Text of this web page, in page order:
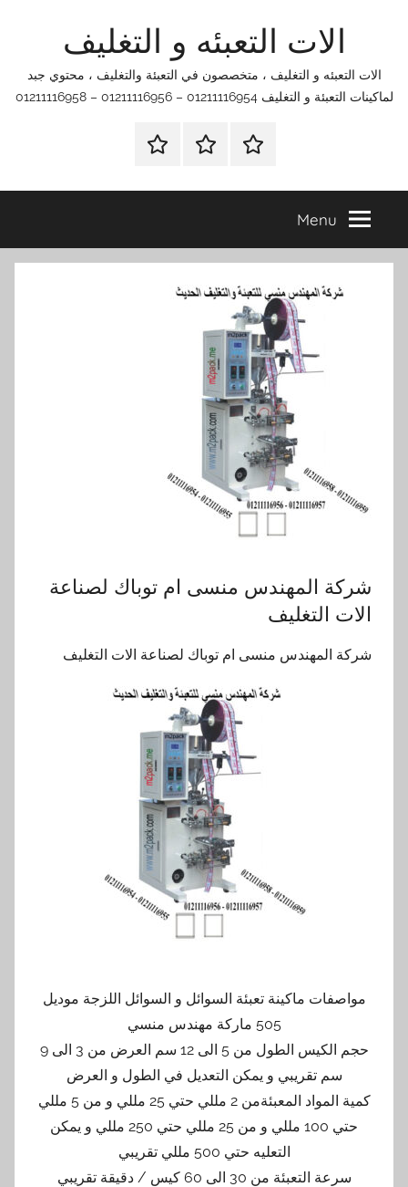
الات التعبئه و التغليف
الات التعبئه و التغليف ، متخصصون في التعبئة والتغليف ، محتوي جبد
لماكينات التعبئة و التغليف 01211116954 – 01211116956 – 01211116958
الرئيسيةاتصل
اتـصـل
في
التي
Menu
شركة المهندس منسى ام توباك لصناعة
الات التغليف
شركة المهندس منسى ام توباك لصناعة الات التغليف
مواصفات ماكينة تعبئة السوائل و السوائل اللزجة موديل
505 ماركة مهندس منسي
حجم الكيس الطول من 5 الى 12 سم العرض من 3 الى 9
سم تقريبي و يمكن التعديل في الطول و العرض
كمية المواد المعبئةمن 2 مللي حتي 25 مللي و من 5 مللي
حتي 100 مللي و من 25 مللي حتي 250 مللي و يمكن
التعليه حتي 500 مللي تقريبي
سرعة التعبئة من 30 الى 60 كيس / دقيقة تقريبي